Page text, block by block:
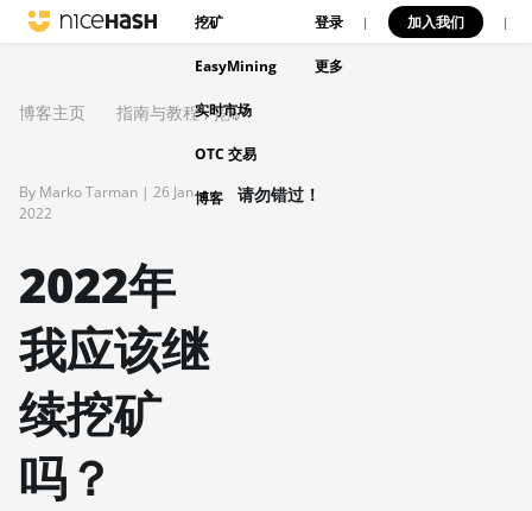
挖矿
EasyMining
实时市场
OTC 交易
博客
登录 | 加入我们 |
更多
博客主页 指南与教程 , 挖矿
By Marko Tarman | 26 Jan
2022
2022年
我应该继
续挖矿
吗？
请勿错过！